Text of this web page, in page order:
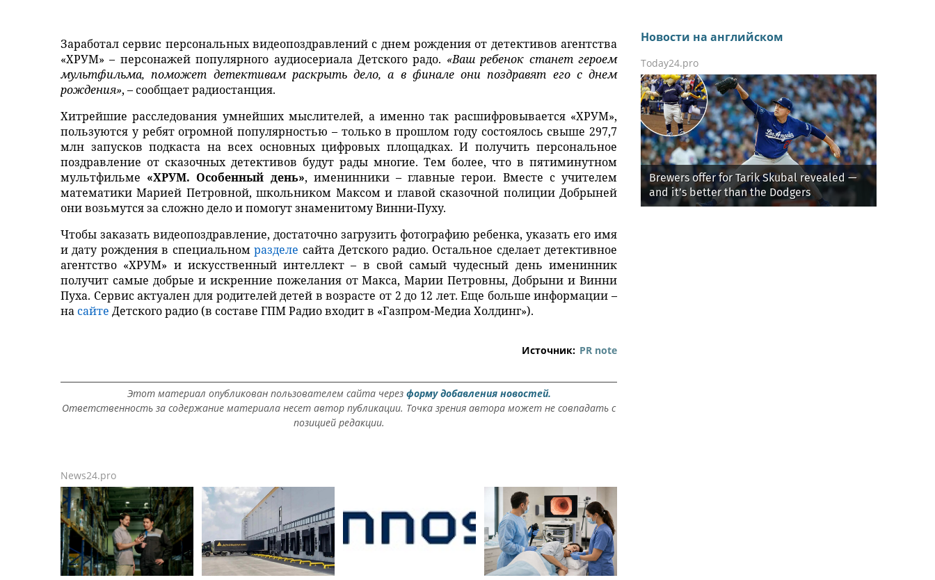
Заработал сервис персональных видеопоздравлений с днем рождения от детективов агентства
«ХРУМ» – персонажей популярного аудиосериала Детского радо. «Ваш ребенок станет героем
мультфильма, поможет детективам раскрыть дело, а в финале они поздравят его с днем
рождения», – сообщает радиостанция.
Хитрейшие расследования умнейших мыслителей, а именно так расшифровывается «ХРУМ»,
пользуются у ребят огромной популярностью – только в прошлом году состоялось свыше 297,7
млн запусков подкаста на всех основных цифровых площадках. И получить персональное
поздравление от сказочных детективов будут рады многие. Тем более, что в пятиминутном
мультфильме «ХРУМ. Особенный день», именинники – главные герои. Вместе с учителем
математики Марией Петровной, школьником Максом и главой сказочной полиции Добрыней
они возьмутся за сложно дело и помогут знаменитому Винни-Пуху.
Чтобы заказать видеопоздравление, достаточно загрузить фотографию ребенка, указать его имя
и дату рождения в специальномразделе сайта Детского радио. Остальное сделает детективное
агентство «ХРУМ» и искусственный интеллект – в свой самый чудесный день именинник
получит самые добрые и искренние пожелания от Макса, Марии Петровны, Добрыни и Винни
Пуха. Сервис актуален для родителей детей в возрасте от 2 до 12 лет. Еще больше информации –
насайте Детского радио (в составе ГПМ Радио входит в «Газпром-Медиа Холдинг»).
Источник: PR note
Этот материал опубликован пользователем сайта через форму добавления новостей.
Ответственность за содержание материала несет автор публикации. Точка зрения автора может не совпадать с
позицией редакции.
News24.pro
Новости на английском
Today24.pro
Brewers offer for Tarik Skubal revealed —
and it’s better than the Dodgers